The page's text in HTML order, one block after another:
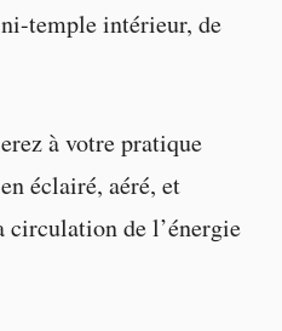
temple intérieur, de
à votre pratique
éclairé, aéré, et
circulation de l’énergie